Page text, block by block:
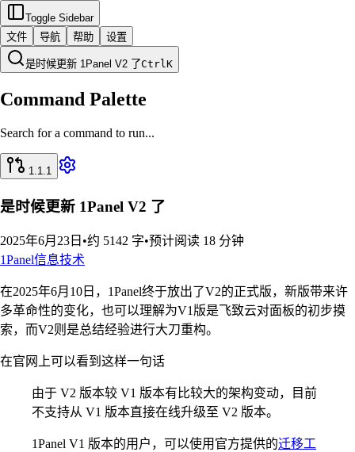
Toggle Sidebar
文件
导航 帮助 设置
是时候更新 1Panel V2 了CtrlK
Command Palette
Search for a command to run...
1.1.1
是时候更新 1Panel V2 了
2025年6月23日 •约 5142 字•预计阅读 18 分钟
1Panel信息技术
在2025年6月10日，1Panel终于放出了V2的正式版，新版带来许
多革命性的变化，也可以理解为V1版是飞致云对面板的初步摸
索，而V2则是总结经验进行大刀重构。
在官网上可以看到这样一句话
由于 V2 版本较 V1 版本有比较大的架构变动，目前
不支持从 V1 版本直接在线升级至 V2 版本。
1Panel V1 版本的用户，可以使用官方提供的迁移工